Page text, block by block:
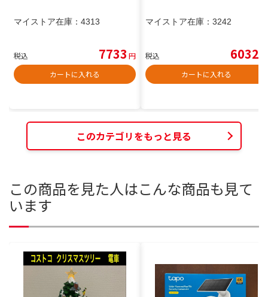
マイストア在庫： 4313
税込 7733 円
カートに入れる
マイストア在庫： 3242
税込 6032
カートに入れる
このカテゴリをもっと見る
この商品を見た人はこんな商品も見て
います